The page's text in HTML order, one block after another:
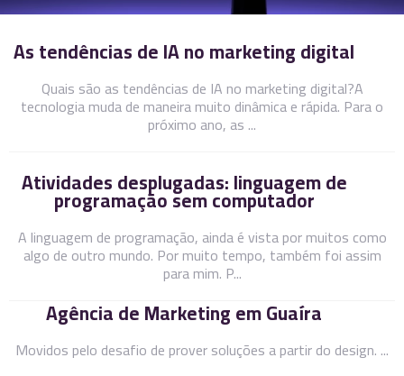
As tendências de IA no marketing digital
Quais são as tendências de IA no marketing digital?A
tecnologia muda de maneira muito dinâmica e rápida. Para o
próximo ano, as ...
Atividades desplugadas: linguagem de
programação sem computador
A linguagem de programação, ainda é vista por muitos como
algo de outro mundo. Por muito tempo, também foi assim
para mim. P...
Agência de Marketing em Guaíra
Movidos pelo desafio de prover soluções a partir do design. ...